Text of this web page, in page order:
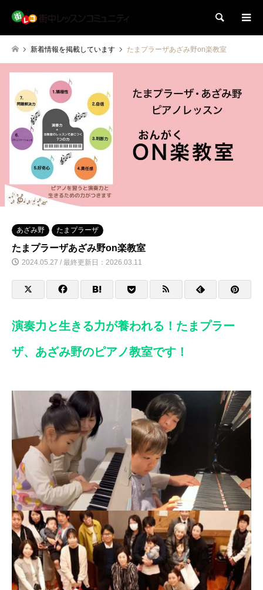
検索
新着情報を掲載しています たまプラーザあざみ野on楽教室
あざみ野 たまプラーザ
たまプラーザあざみ野on楽教室
2024.05.27 / 最終更新日：2026.03.11
演奏力と生きる力が養われる！たまプラー
ザ、あざみ野のピアノ教室です！